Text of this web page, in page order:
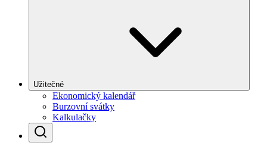
Užitečné
Ekonomický kalendář
Burzovní svátky
Kalkulačky